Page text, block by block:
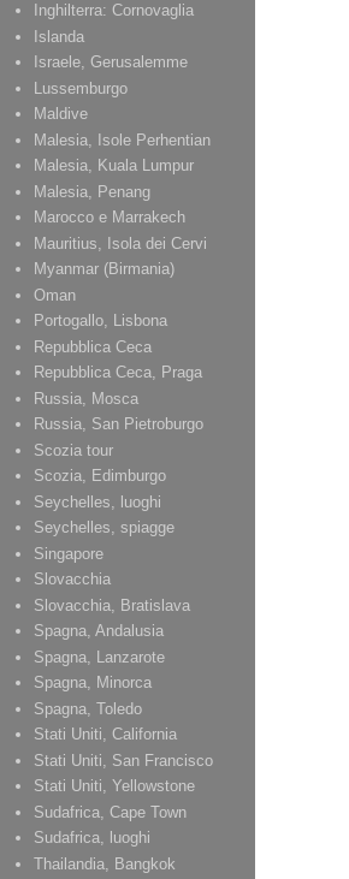
Inghilterra: Cornovaglia
Islanda
Israele, Gerusalemme
Lussemburgo
Maldive
Malesia, Isole Perhentian
Malesia, Kuala Lumpur
Malesia, Penang
Marocco e Marrakech
Mauritius, Isola dei Cervi
Myanmar (Birmania)
Oman
Portogallo, Lisbona
Repubblica Ceca
Repubblica Ceca, Praga
Russia, Mosca
Russia, San Pietroburgo
Scozia tour
Scozia, Edimburgo
Seychelles, luoghi
Seychelles, spiagge
Singapore
Slovacchia
Slovacchia, Bratislava
Spagna, Andalusia
Spagna, Lanzarote
Spagna, Minorca
Spagna, Toledo
Stati Uniti, California
Stati Uniti, San Francisco
Stati Uniti, Yellowstone
Sudafrica, Cape Town
Sudafrica, luoghi
Thailandia, Bangkok